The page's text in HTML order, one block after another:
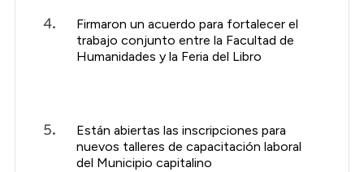
Firmaron un acuerdo para fortalecer el
trabajo conjunto entre la Facultad de
Humanidades y la Feria del Libro
Están abiertas las inscripciones para
nuevos talleres de capacitación laboral
del Municipio capitalino